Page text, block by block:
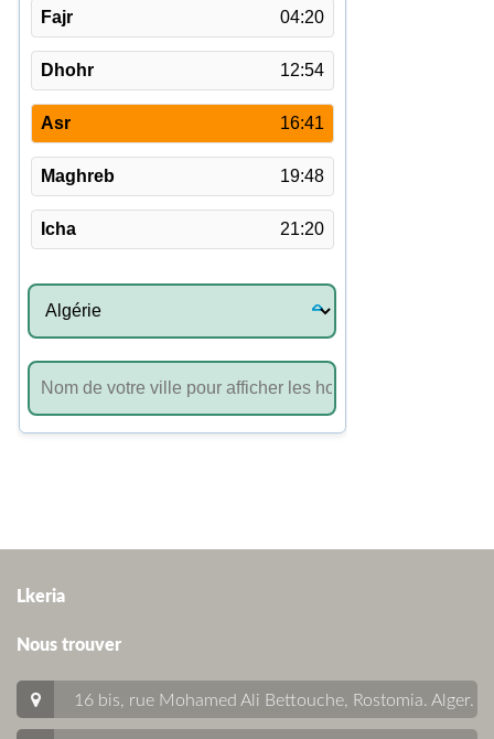
Lkeria
Nous trouver
16 bis, rue Mohamed Ali Bettouche, Rostomia. Alger.